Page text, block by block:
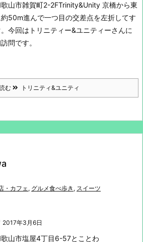
山市雑賀町2-2FTrinity&Unity 京橋から東
約50m進んで一つ目の交差点を左折してす
今回はトリニティー&ユニティーさんに
問です。
む トリニティ&ユニティ
・カフェ, グルメ食べ歩き , スイーツ
2017年3月6日
山市塩屋4丁目6-57とことわ